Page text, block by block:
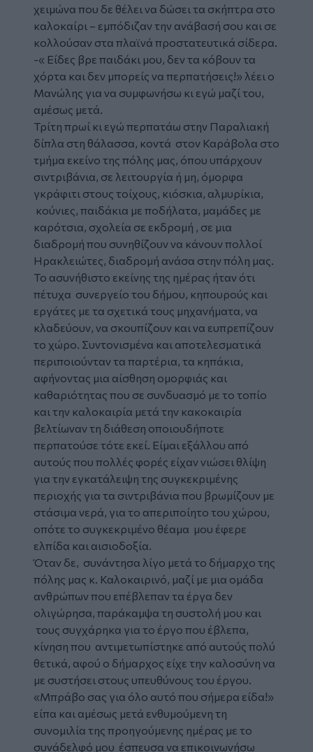
χειμώνα που δε θέλει να δώσει τα σκήπτρα στο
καλοκαίρι – εμπόδιζαν την ανάβασή σου και σε
κολλούσαν στα πλαϊνά προστατευτικά σίδερα.
-« Είδες βρε παιδάκι μου, δεν τα κόβουν τα
χόρτα και δεν μπορείς να περπατήσεις!» λέει ο
Μανώλης για να συμφωνήσω κι εγώ μαζί του,
αμέσως μετά.
Τρίτη πρωί κι εγώ περπατάω στην Παραλιακή
δίπλα στη θάλασσα, κοντά στον Καράβολα στο
τμήμα εκείνο της πόλης μας, όπου υπάρχουν
σιντριβάνια, σε λειτουργία ή μη, όμορφα
γκράφιτι στους τοίχους, κιόσκια, αλμυρίκια,
κούνιες, παιδάκια με ποδήλατα, μαμάδες με
καρότσια, σχολεία σε εκδρομή , σε μια
διαδρομή που συνηθίζουν να κάνουν πολλοί
Ηρακλειώτες, διαδρομή ανάσα στην πόλη μας.
Το ασυνήθιστο εκείνης της ημέρας ήταν ότι
πέτυχα συνεργείο του δήμου, κηπουρούς και
εργάτες με τα σχετικά τους μηχανήματα, να
κλαδεύουν, να σκουπίζουν και να ευπρεπίζουν
το χώρο. Συντονισμένα και αποτελεσματικά
περιποιούνταν τα παρτέρια, τα κηπάκια,
αφήνοντας μια αίσθηση ομορφιάς και
καθαριότητας που σε συνδυασμό με το τοπίο
και την καλοκαιρία μετά την κακοκαιρία
βελτίωναν τη διάθεση οποιουδήποτε
περπατούσε τότε εκεί. Είμαι εξάλλου από
αυτούς που πολλές φορές είχαν νιώσει θλίψη
για την εγκατάλειψη της συγκεκριμένης
περιοχής για τα σιντριβάνια που βρωμίζουν με
στάσιμα νερά, για το απεριποίητο του χώρου,
οπότε το συγκεκριμένο θέαμα μου έφερε
ελπίδα και αισιοδοξία.
Όταν δε, συνάντησα λίγο μετά το δήμαρχο της
πόλης μας κ. Καλοκαιρινό, μαζί με μια ομάδα
ανθρώπων που επέβλεπαν τα έργα δεν
ολιγώρησα, παράκαμψα τη συστολή μου και
τους συγχάρηκα για το έργο που έβλεπα,
κίνηση που αντιμετωπίστηκε από αυτούς πολύ
θετικά, αφού ο δήμαρχος είχε την καλοσύνη να
με συστήσει στους υπευθύνους του έργου.
«Μπράβο σας για όλο αυτό που σήμερα είδα!»
είπα και αμέσως μετά ενθυμούμενη τη
συνομιλία της προηγούμενης ημέρας με το
συνάδελφό μου έσπευσα να επικοινωνήσω